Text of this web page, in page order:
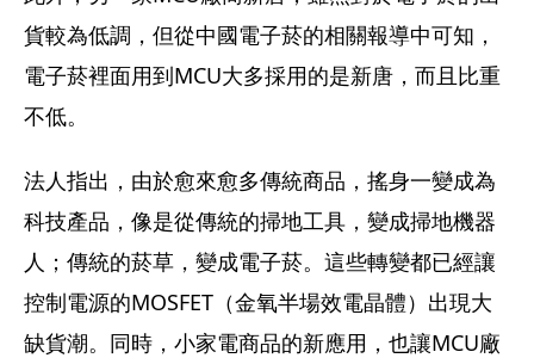
貨較為低調，但從中國電子菸的相關報導中可知，
電子菸裡面用到MCU大多採用的是新唐，而且比重
不低。
法人指出，由於愈來愈多傳統商品，搖身一變成為
科技產品，像是從傳統的掃地工具，變成掃地機器
人；傳統的菸草，變成電子菸。這些轉變都已經讓
控制電源的MOSFET（金氧半場效電晶體）出現大
缺貨潮。同時，小家電商品的新應用，也讓MCU廠